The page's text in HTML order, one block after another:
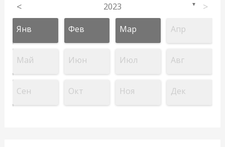
< 2023 ▼ >
Янв Фев Мар Апр
Май Июн Июл Авг
Сен Окт Ноя Дек